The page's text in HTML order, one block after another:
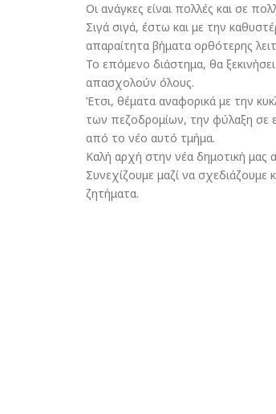
Οι ανάγκες είναι πολλές και σε
Σιγά σιγά, έστω και με την
απαραίτητα βήματα ορθότερης
Το επόμενο διάστημα, θα
απασχολούν όλους.
Έτσι, θέματα αναφορικά με την
των πεζοδρομίων, την φύλαξη σε
από το νέο αυτό τμήμα.
Καλή αρχή στην νέα δημοτική
Συνεχίζουμε μαζί να
ζητήματα.